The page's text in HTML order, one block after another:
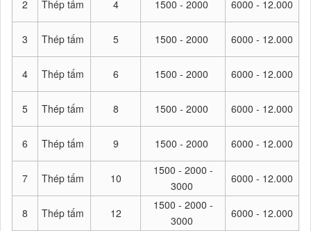
2 Thép tấm 4 1500 - 2000 6000 - 12.000
3 Thép tấm 5 1500 - 2000 6000 - 12.000
4 Thép tấm 6 1500 - 2000 6000 - 12.000
5 Thép tấm 8 1500 - 2000 6000 - 12.000
6 Thép tấm 9 1500 - 2000 6000 - 12.000
7 Thép tấm 10
1500 - 2000 -
3000
6000 - 12.000
8 Thép tấm 12
1500 - 2000 -
3000
6000 - 12.000